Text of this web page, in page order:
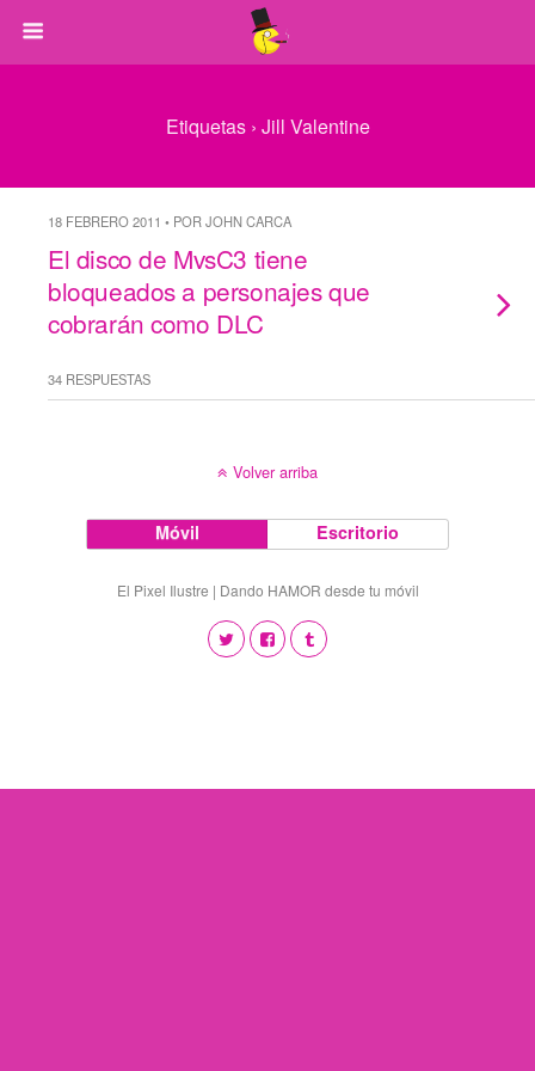
Etiquetas › Jill Valentine
18 FEBRERO 2011 • POR JOHN CARCA
El disco de MvsC3 tiene
bloqueados a personajes que
cobrarán como DLC
34 RESPUESTAS
Volver arriba
Móvil Escritorio
El Pixel Ilustre | Dando HAMOR desde tu móvil